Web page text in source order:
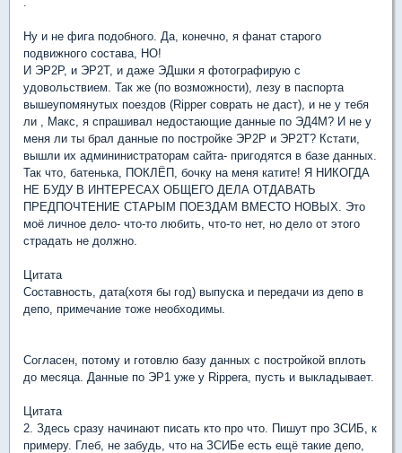
Ну и не фига подобного. Да, конечно, я фанат старого
подвижного состава, НО!
И ЭР2Р, и ЭР2Т, и даже ЭДшки я фотографирую с
удовольствием. Так же (по возможности), лезу в паспорта
вышеупомянутых поездов (Ripper соврать не даст), и не у тебя
ли , Макс, я спрашивал недостающие данные по ЭД4М? И не у
меня ли ты брал данные по постройке ЭР2Р и ЭР2Т? Кстати,
вышли их админинистраторам сайта- пригодятся в базе данных.
Так что, батенька, ПОКЛЁП, бочку на меня катите! Я НИКОГДА
НЕ БУДУ В ИНТЕРЕСАХ ОБЩЕГО ДЕЛА ОТДАВАТЬ
ПРЕДПОЧТЕНИЕ СТАРЫМ ПОЕЗДАМ ВМЕСТО НОВЫХ. Это
моё личное дело- что-то любить, что-то нет, но дело от этого
страдать не должно.
Цитата
Составность, дата(хотя бы год) выпуска и передачи из депо в
депо, примечание тоже необходимы.
Согласен, потому и готовлю базу данных с постройкой вплоть
до месяца. Данные по ЭР1 уже у Rippera, пусть и выкладывает.
Цитата
2. Здесь сразу начинают писать кто про что. Пишут про ЗСИБ, к
примеру. Глеб, не забудь, что на ЗСИБе есть ещё такие депо,